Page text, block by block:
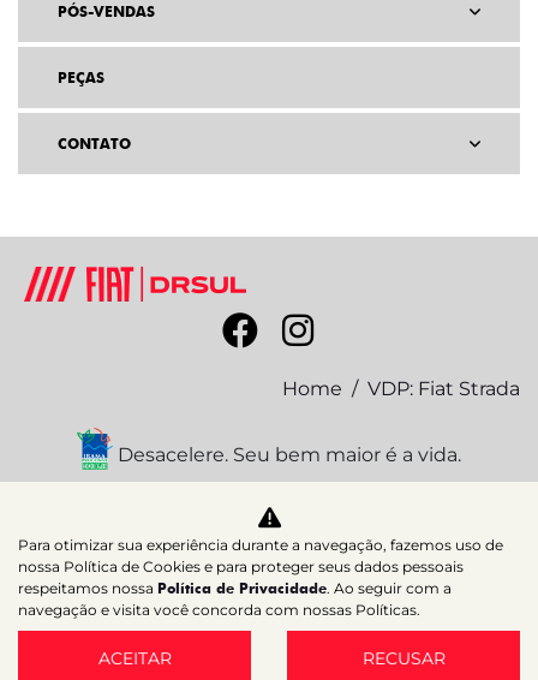
PÓS-VENDAS
PEÇAS
CONTATO
Home VDP: Fiat Strada
Desacelere. Seu bem maior é a vida.
DFSUL VEICULOS E SERVICOS LTDA
07.689.941/0003-95
Desenvolvido pela DEALERSPACE ® Direitos Reservados.
Para otimizar sua experiência durante a navegação, fazemos uso de
nossa Política de Cookies e para proteger seus dados pessoais
respeitamos nossa Política de Privacidade. Ao seguir com a
navegação e visita você concorda com nossas Políticas.
ACEITAR RECUSAR